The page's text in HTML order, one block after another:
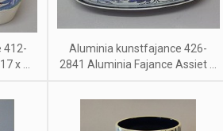
412-
x ...
Aluminia kunstfajance 426-
2841 Aluminia Fajance Assiet ...